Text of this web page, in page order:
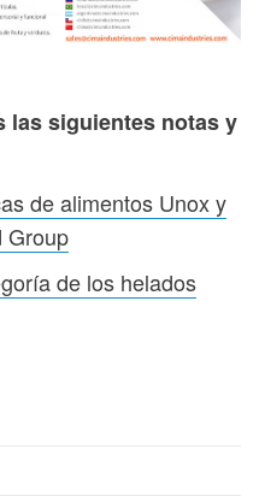
las siguientes notas y
de alimentos Unox y
Group
de los helados